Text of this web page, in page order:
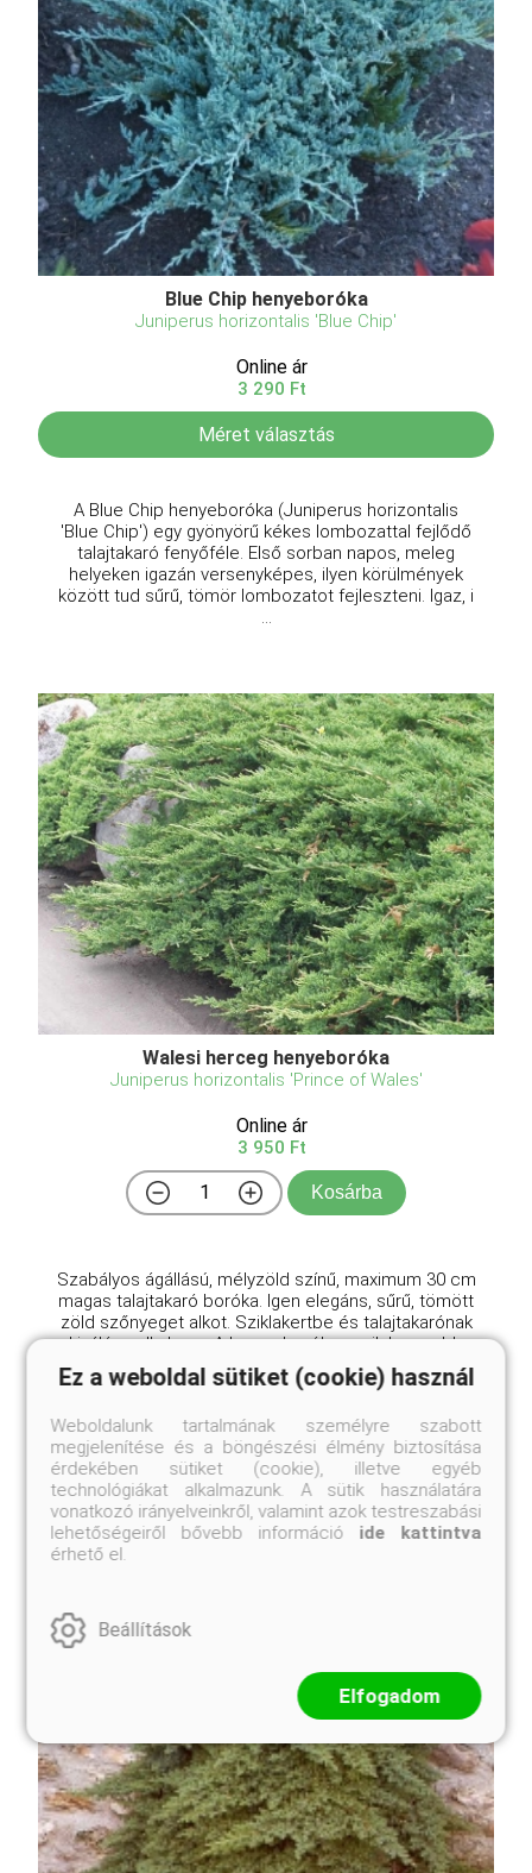
Blue Chip henyeboróka
Juniperus horizontalis 'Blue Chip'
Online ár
3 290 Ft
Méret választás
A Blue Chip henyeboróka (Juniperus horizontalis
'Blue Chip') egy gyönyörű kékes lombozattal fejlődő
talajtakaró fenyőféle. Első sorban napos, meleg
helyeken igazán versenyképes, ilyen körülmények
között tud sűrű, tömör lombozatot fejleszteni. Igaz, i
...
Walesi herceg henyeboróka
Juniperus horizontalis 'Prince of Wales'
Online ár
3 950 Ft
Kosárba
Szabályos ágállású, mélyzöld színű, maximum 30 cm
magas talajtakaró boróka. Igen elegáns, sűrű, tömött
zöld szőnyeget alkot. Sziklakertbe és talajtakarónak
kiválóan alkalmas. A henye boróka egyik legszebb
fajtája! A 'Walesi herceg' henyeboróka kivál ...
Ez a weboldal sütiket (cookie) használ
Weboldalunk tartalmának személyre szabott
megjelenítése és a böngészési élmény biztosítása
érdekében sütiket (cookie), illetve egyéb
technológiákat alkalmazunk. A sütik használatára
vonatkozó irányelveinkről, valamint azok testreszabási
lehetőségeiről bővebb információ ide kattintva
érhető el.
Beállítások
Elfogadom